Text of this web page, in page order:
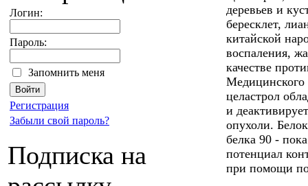
Логин:
Пароль:
Запомнить меня
Регистрация
Забыли свой пароль?
Подписка на
деревьев и
бересклет,
китайской
воспаления,
качестве
целастрол
и
опухоли.
белка 90 -
потенциал
при помощи